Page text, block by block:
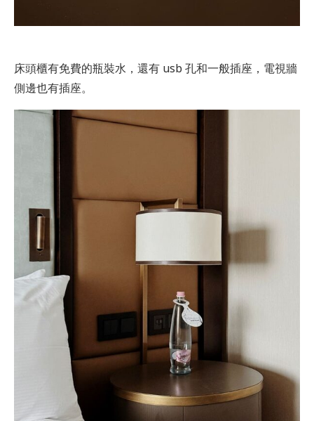
床頭櫃有免費的瓶裝水，還有 usb 孔和一般插座，電視牆
側邊也有插座。